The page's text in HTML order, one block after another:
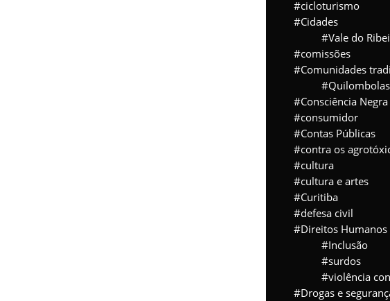
cicloturismo
Cidades
Vale do
comissões
Comunidades
Quilombolas
Consciência Negra
consumidor
Contas Públicas
contra os
cultura
cultura e artes
Curitiba
defesa civil
Direitos Humanos
Inclusão
surdos
violência
Drogas e